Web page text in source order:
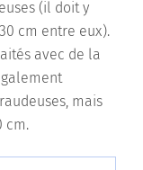
(il doit y
cm entre eux).
avec de la
mais
cm.